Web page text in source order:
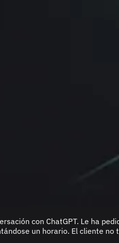
con ChatGPT. Le ha
un horario. El cliente